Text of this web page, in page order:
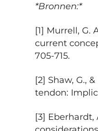
*Bronnen:*
[1] Murrell, G.
current
705-715.
[2] Shaw, G.,
tendon:
[3] Eberhardt,